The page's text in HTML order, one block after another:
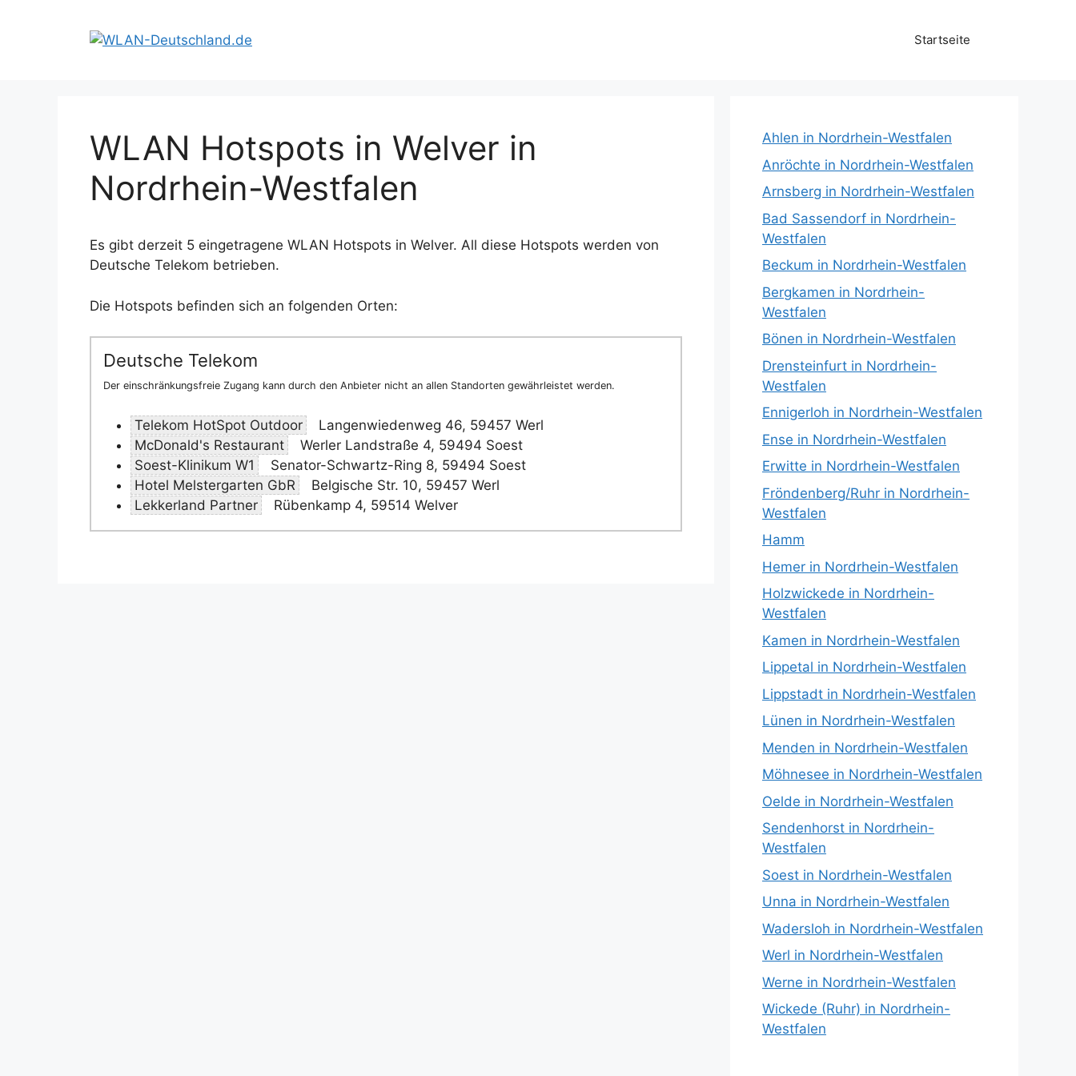
Startseite
WLAN Hotspots in Welver in
Nordrhein-Westfalen
Es gibt derzeit 5 eingetragene WLAN Hotspots in Welver. All diese Hotspots werden von
Deutsche Telekom betrieben.
Die Hotspots befinden sich an folgenden Orten:
Deutsche Telekom
Der einschränkungsfreie Zugang kann durch den Anbieter nicht an allen Standorten gewährleistet werden.
Telekom HotSpot Outdoor
Langenwiedenweg 46, 59457 Werl
McDonald's Restaurant
Werler Landstraße 4, 59494 Soest
Soest-Klinikum W1
Senator-Schwartz-Ring 8, 59494 Soest
Hotel Melstergarten GbR
Belgische Str. 10, 59457 Werl
Lekkerland Partner
Rübenkamp 4, 59514 Welver
Ahlen in Nordrhein-Westfalen
Anröchte in Nordrhein-Westfalen
Arnsberg in Nordrhein-Westfalen
Bad Sassendorf in Nordrhein-
Westfalen
Beckum in Nordrhein-Westfalen
Bergkamen in Nordrhein-
Westfalen
Bönen in Nordrhein-Westfalen
Drensteinfurt in Nordrhein-
Westfalen
Ennigerloh in Nordrhein-Westfalen
Ense in Nordrhein-Westfalen
Erwitte in Nordrhein-Westfalen
Fröndenberg/Ruhr in Nordrhein-
Westfalen
Hamm
Hemer in Nordrhein-Westfalen
Holzwickede in Nordrhein-
Westfalen
Kamen in Nordrhein-Westfalen
Lippetal in Nordrhein-Westfalen
Lippstadt in Nordrhein-Westfalen
Lünen in Nordrhein-Westfalen
Menden in Nordrhein-Westfalen
Möhnesee in Nordrhein-Westfalen
Oelde in Nordrhein-Westfalen
Sendenhorst in Nordrhein-
Westfalen
Soest in Nordrhein-Westfalen
Unna in Nordrhein-Westfalen
Wadersloh in Nordrhein-Westfalen
Werl in Nordrhein-Westfalen
Werne in Nordrhein-Westfalen
Wickede (Ruhr) in Nordrhein-
Westfalen